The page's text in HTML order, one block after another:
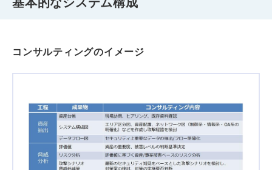
基本的なシステム構成
コンサルティングのイメージ